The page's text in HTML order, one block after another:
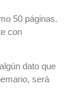
50 páginas.
con
dato que
será